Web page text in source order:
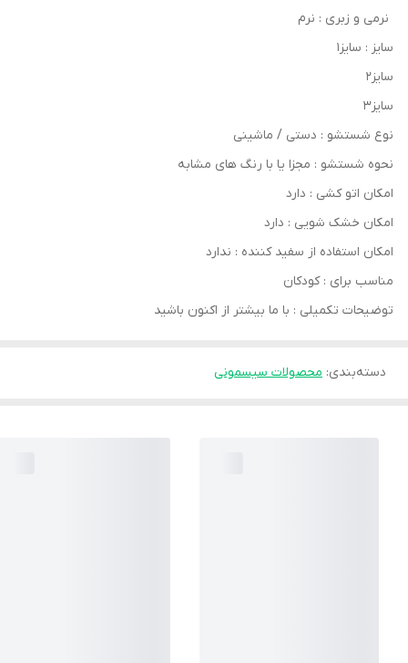
نرمی و زبری : نرم
سایز : سایز۱
سایز۲
سایز۳
نوع شستشو : دستی / ماشینی
نحوه شستشو : مجزا یا با رنگ های مشابه
امکان اتو کشی : دارد
امکان خشک‌ شویی : دارد
امکان استفاده از سفید کننده : ندارد
مناسب برای : کودکان
توضیحات تکمیلی : با ما بیشتر از اکنون باشید
دسته‌بندی: محصولات سیسمونی